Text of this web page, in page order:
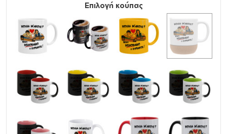
Προσθέστε μια πινελιά κομψότητας στη συλλογή σας
με αυτή την πολυλειτουργική και στυλάτη κεραμική
κούπα, ιδανική για προσωποποίηση και καθημερινή
χρήση.
Επιλογή κούπας